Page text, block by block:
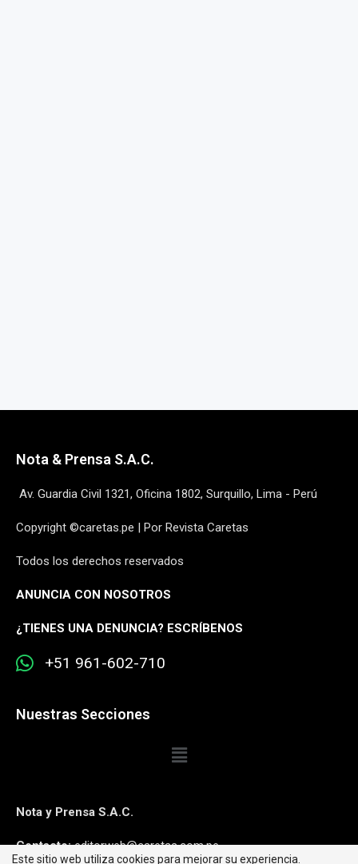
Nota & Prensa S.A.C.
Av. Guardia Civil 1321, Oficina 1802, Surquillo, Lima - Perú
Copyright ©caretas.pe | Por Revista Caretas
Todos los derechos reservados
ANUNCIA CON NOSOTROS
¿TIENES UNA DENUNCIA? ESCRÍBENOS
+51 961-602-710
Nuestras Secciones
Nota y Prensa S.A.C.
Contacto:editorweb@caretas.com.pe
Este sitio web utiliza cookies para mejorar su experiencia.